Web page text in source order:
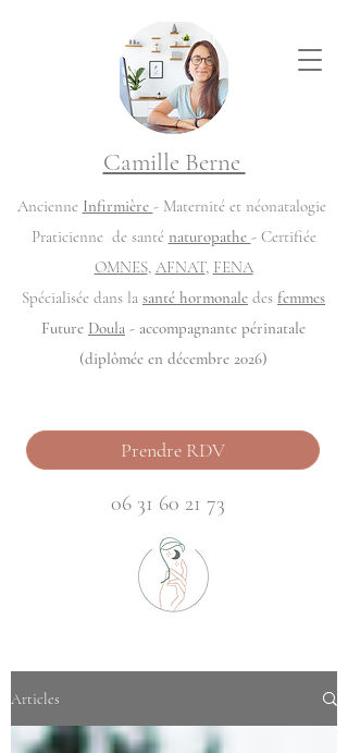
Camille Berne
Ancienne Infirmière - Maternité et néonatalogie
Praticienne de santé naturopathe - Certifiée
OMNES, AFNAT, FENA
Spécialisée dans la santé hormonale des femmes
Future Doula - accompagnante périnatale
(diplômée en décembre 2026)
Prendre RDV
06 31 60 21 73
Articles